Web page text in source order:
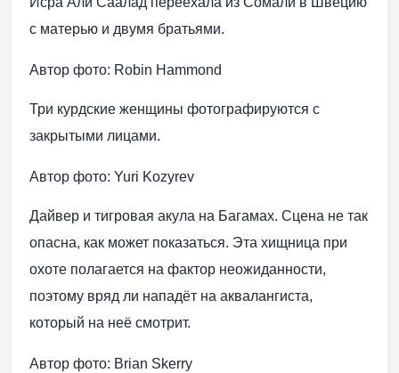
с матерью и двумя братьями.
Автор фото: Robin Hammond
Три курдские женщины фотографируются с
закрытыми лицами.
Автор фото: Yuri Kozyrev
Дайвер и тигровая акула на Багамах. Сцена не так
опасна, как может показаться. Эта хищница при
охоте полагается на фактор неожиданности,
поэтому вряд ли нападёт на аквалангиста,
который на неё смотрит.
Автор фото: Brian Skerry